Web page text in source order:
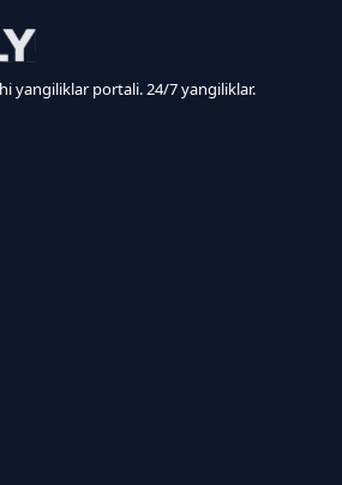
yangiliklar portali. 24/7 yangiliklar.